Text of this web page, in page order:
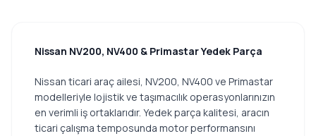
Nissan NV200, NV400 & Primastar Yedek Parça
Nissan ticari araç ailesi, NV200, NV400 ve Primastar
modelleriyle lojistik ve taşımacılık operasyonlarınızın
en verimli iş ortaklarıdır. Yedek parça kalitesi, aracın
ticari çalışma temposunda motor performansını